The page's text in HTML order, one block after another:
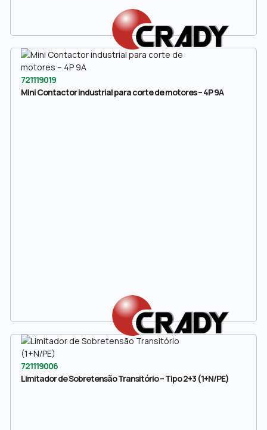
721119019
Mini Contactor industrial para corte de motores – 4P 9A
721119006
Limitador de Sobretensão Transitório – Tipo 2+3 (1+N/PE)